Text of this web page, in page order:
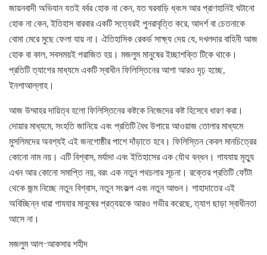
জায়নবাদী অভিযান যতই বর্বর হোক না কেন, যত ঘরবাড়ি ধ্বংস আর প্রাণহানিই ঘটানো
হোক না কেন, ইতিহাস বারবার একটি সত্যেরই পুনরাবৃত্তি করে, আদর্শ বা চেতনাকে
বোমা মেরে মুছে ফেলা যায় না। ঐতিহাসিক রেকর্ড সাক্ষ্য দেয় যে, দখলদার বাহিনী আজ
হোক বা কাল, সবসময়ই পরাজিত হয়। মজলুম মানুষের ইচ্ছাশক্তি টিকে থাকে।
প্রতিটি ত্যাগের মাধ্যমে একটি স্বাধীন ফিলিস্তিনের আশা আরও দৃঢ় হচ্ছে,
ইনশাআল্লাহ।
আজ উম্মাহর দায়িত্ব হলো ফিলিস্তিনের কষ্টকে নিজেদের কষ্ট হিসেবে ধারণ করা।
দোয়ার মাধ্যমে, সংহতি জানিয়ে এবং প্রতিটি বৈধ উপায়ে আওয়াজ তোলার মাধ্যমে
মুসলিমদের অবশ্যই এই জনগোষ্ঠীর পাশে দাঁড়াতে হবে। ফিলিস্তিন কেবল মানচিত্রের
কোনো নাম নয়। এটি বিশ্বাস, মর্যাদা এবং ইতিহাসের এক যৌথ বন্ধন। গাযযায় মৃত্যু
এখন আর কোনো সমাপ্তি নয়, বরং এক নতুন পথচলার সূচনা। রক্তের প্রতিটি ফোঁটা
থেকে জন্ম নিচ্ছে নতুন বিশ্বাস, নতুন সংকল্প এবং নতুন আগুন। শাহাদাতের এই
অবিচ্ছিন্ন ধারা গাযযার মানুষের প্রত্যয়কে আরও গভীর করেছে, ত্যাগ ছাড়া স্বাধীনতা
আসে না।
মজলুম আল-আকসার শহীদ